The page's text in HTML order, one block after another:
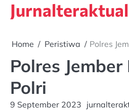
Skip
Home Peristiwa Polres
Polres
Polri
9 September 2023